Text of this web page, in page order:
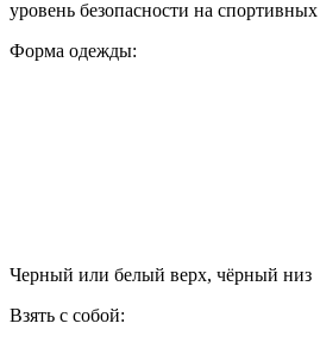
уровень безопасности на
Форма одежды:
Черный или белый верх, чёрный низ
Взять с собой: